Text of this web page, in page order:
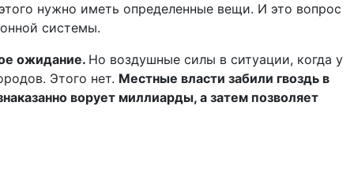
нужно иметь определенные вещи. И это вопрос
системы.
ожидание. Но воздушные силы в ситуации, когда у
Этого нет. Местные власти забили гвоздь в
ворует миллиарды, а затем позволяет